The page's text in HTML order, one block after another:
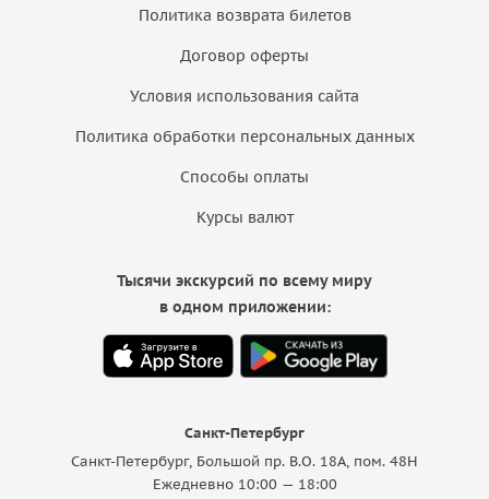
Политика возврата билетов
Договор оферты
Условия использования сайта
Политика обработки персональных данных
Способы оплаты
Курсы валют
Санкт-Петербург
Санкт-Петербург, Большой пр. В.О. 18A, пом. 48Н
Ежедневно 10:00 — 18:00
Тысячи экскурсий по всему миру
в одном приложении: